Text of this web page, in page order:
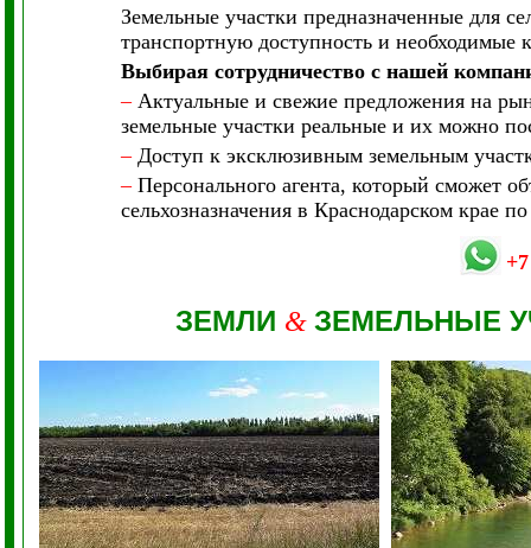
Земельные участки предназначенные для
транспортную доступность и необходимые
Выбирая сотрудничество с нашей
–Актуальные и свежие предложения на
земельные участки реальные и их можно
–Доступ к эксклюзивным земельным
–Персонального агента, который сможет
сельхозназначения в Краснодарском крае
ЗЕМЛИ & ЗЕМЕЛЬНЫЕ